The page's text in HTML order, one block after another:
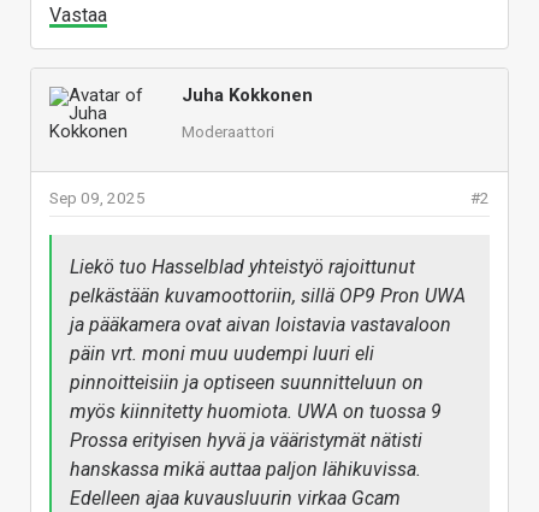
Vastaa
Juha Kokkonen
Moderaattori
#2
Sep 09, 2025
Liekö tuo Hasselblad yhteistyö rajoittunut
pelkästään kuvamoottoriin, sillä OP9 Pron UWA
ja pääkamera ovat aivan loistavia vastavaloon
päin vrt. moni muu uudempi luuri eli
pinnoitteisiin ja optiseen suunnitteluun on
myös kiinnitetty huomiota. UWA on tuossa 9
Prossa erityisen hyvä ja vääristymät nätisti
hanskassa mikä auttaa paljon lähikuvissa.
Edelleen ajaa kuvausluurin virkaa Gcam